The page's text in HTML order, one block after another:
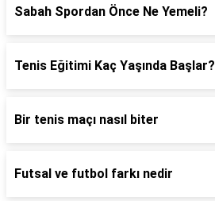
Sabah Spordan Önce Ne Yemeli?
Tenis Eğitimi Kaç Yaşında Başlar?
Bir tenis maçı nasıl biter
Futsal ve futbol farkı nedir